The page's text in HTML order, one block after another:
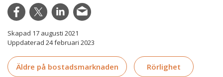
Skapad 17 augusti 2021
Uppdaterad 24 februari 2023
Äldre på bostadsmarknaden Rörlighet